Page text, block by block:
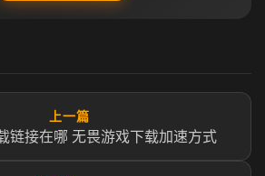
上一篇
链接在哪 无畏游戏下载加速方式